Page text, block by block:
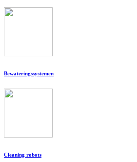
Bewateringssystemen
Cleaning robots